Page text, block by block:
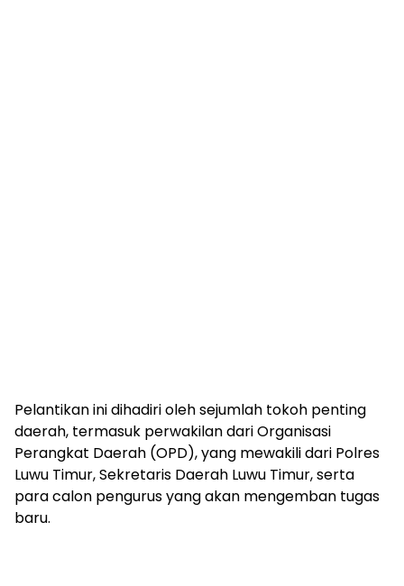
Pelantikan ini dihadiri oleh sejumlah tokoh penting
daerah, termasuk perwakilan dari Organisasi
Perangkat Daerah (OPD), yang mewakili dari Polres
Luwu Timur, Sekretaris Daerah Luwu Timur, serta
para calon pengurus yang akan mengemban tugas
baru.